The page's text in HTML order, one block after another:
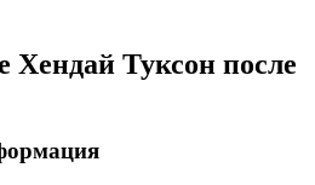
Хендай Туксон после